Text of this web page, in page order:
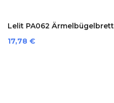
Lelit PA062 Ärmelbügelbrett
Preis
17,78 €